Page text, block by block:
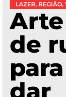
LAZER, REGIÃO,
Arte
de
para
dar